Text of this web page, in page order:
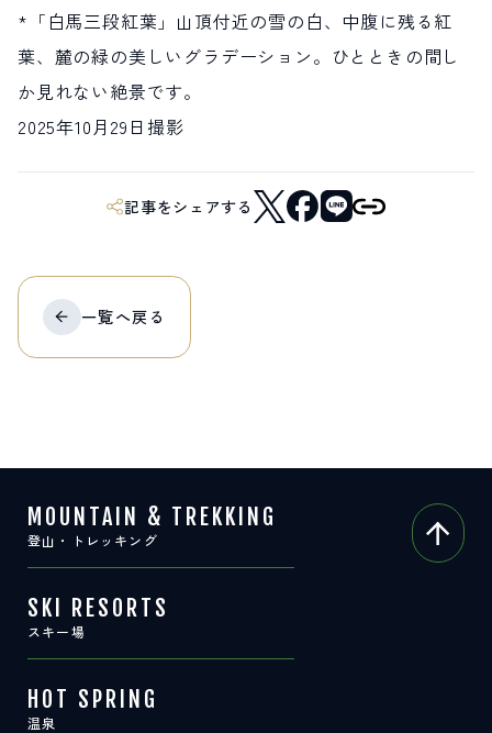
営業時間：9:00～17:00 定休日：無休
TEL.0261-85-4210 / FAX.0261-85-4240
白馬村の季節 塩の道
FURUSATO TAX
ふるさと納税
白馬村までのアクセス
*「白馬三段紅葉」山頂付近の雪の白、中腹に残る紅
葉、麓の緑の美しいグラデーション。ひとときの間し
か見れない絶景です。
2025年10月29日撮影
記事をシェアする
一覧へ戻る
MOUNTAIN & TREKKING
登山・トレッキング
SKI RESORTS
スキー場
HOT SPRING
温泉